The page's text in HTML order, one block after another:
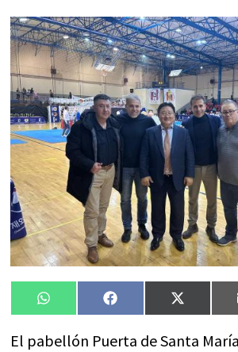
Compartir
en
WhatsAppCompartir
en
Facebook
en
X
El pabellón Puerta de Santa